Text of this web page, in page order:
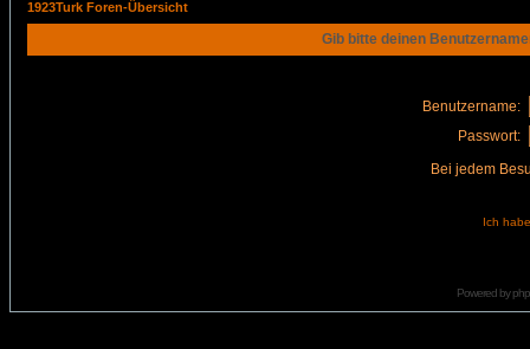
1923Turk Foren-Übersicht
Gib bitte deinen
Benutzername:
Passwort:
Bei jedem
Ich
Powered by